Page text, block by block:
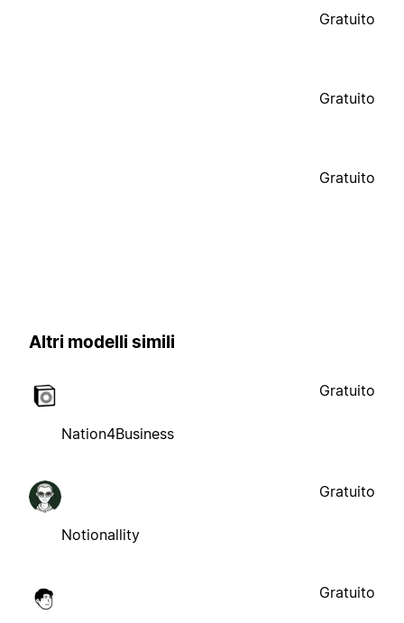
Gratuito
Gratuito
Gratuito
Altri modelli simili
Nation4Business
Gratuito
Notionallity
Gratuito
Gratuito